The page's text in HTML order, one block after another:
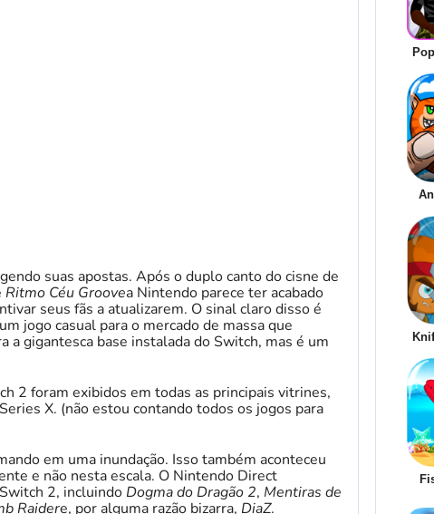
suas apostas. Após o duplo canto do cisne de
Ritmo Céu Groovea Nintendo parece ter acabado
seus fãs a atualizarem. O sinal claro disso é
um jogo casual para o mercado de massa que
gigantesca base instalada do Switch, mas é um
2 foram exibidos em todas as principais vitrines,
X. (não estou contando todos os jogos para
em uma inundação. Isso também aconteceu
e não nesta escala. O Nintendo Direct
2, incluindo Dogma do Dragão 2, Mentiras de
Raidere, por alguma razão bizarra, DiaZ.